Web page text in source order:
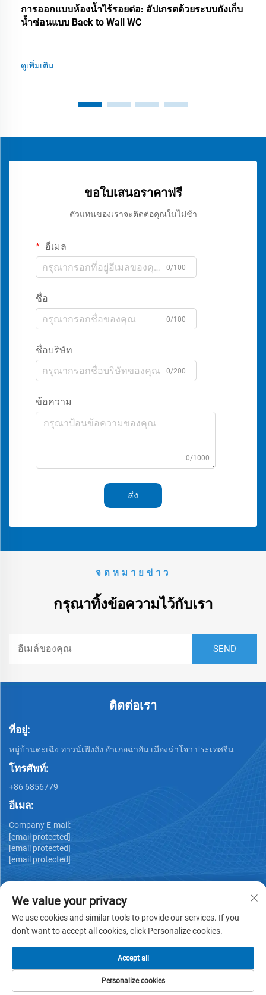
การออกแบบห้องน้ำไร้รอยต่อ: อัปเกรดด้วยระบบถังเก็บ
น้ำซ่อนแบบ Back to Wall WC
ดูเพิ่มเติม
ขอใบเสนอราคาฟรี
ตัวแทนของเราจะติดต่อคุณในไม่ช้า
อีเมล
0/100
ชื่อ
0/100
ชื่อบริษัท
0/200
ข้อความ
0/1000
ส่ง
จดหมายข่าว
กรุณาทิ้งข้อความไว้กับเรา
ติดต่อเรา
ที่อยู่:
หมู่บ้านดะเฉิง ทาวน์เฟิงถัง อำเภอฉ่าอัน เมืองฉ่าโจว ประเทศจีน
โทรศัพท์:
+86 6856779
อีเมล:
Company E-mail:
[email protected]
[email protected]
[email protected]
We value your privacy
We use cookies and similar tools to provide our services. If you
don't want to accept all cookies, click Personalize cookies.
Personalize cookies
Accept all